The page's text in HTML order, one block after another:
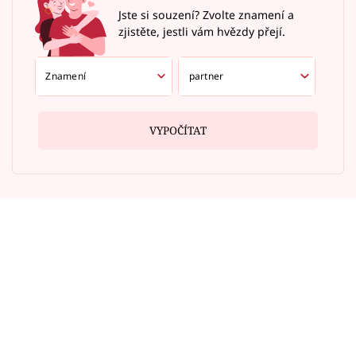
Jste si souzení? Zvolte znamení a
zjistěte, jestli vám hvězdy přejí.
VYPOČÍTAT